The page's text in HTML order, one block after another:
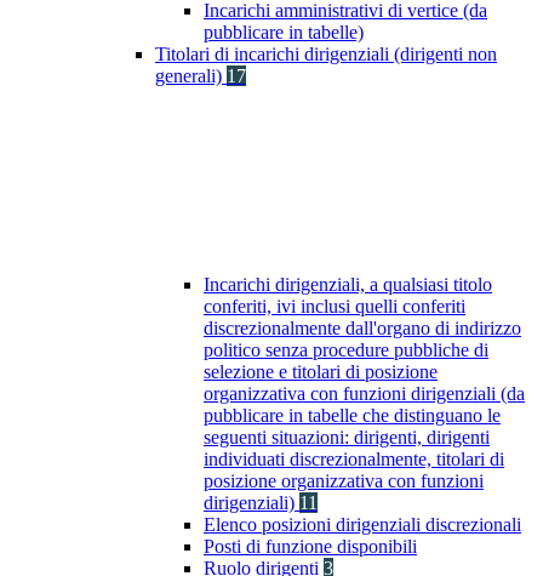
Incarichi amministrativi di vertice (da
pubblicare in tabelle)
Titolari di incarichi dirigenziali (dirigenti non
generali) 17
Incarichi dirigenziali, a qualsiasi titolo
conferiti, ivi inclusi quelli conferiti
discrezionalmente dall'organo di indirizzo
politico senza procedure pubbliche di
selezione e titolari di posizione
organizzativa con funzioni dirigenziali (da
pubblicare in tabelle che distinguano le
seguenti situazioni: dirigenti, dirigenti
individuati discrezionalmente, titolari di
posizione organizzativa con funzioni
dirigenziali) 11
Elenco posizioni dirigenziali discrezionali
Posti di funzione disponibili
Ruolo dirigenti 3